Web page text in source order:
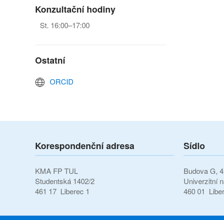
Konzultační hodiny
St. 16:00–17:00
Ostatní
ORCID
Korespondenční adresa
KMA FP TUL
Studentská 1402/2
461 17 Liberec 1
Sídlo
Budova G,
Univerzitní
460 01